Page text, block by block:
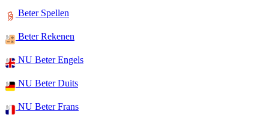
Beter Spellen
Beter Rekenen
NU Beter Engels
NU Beter Duits
NU Beter Frans